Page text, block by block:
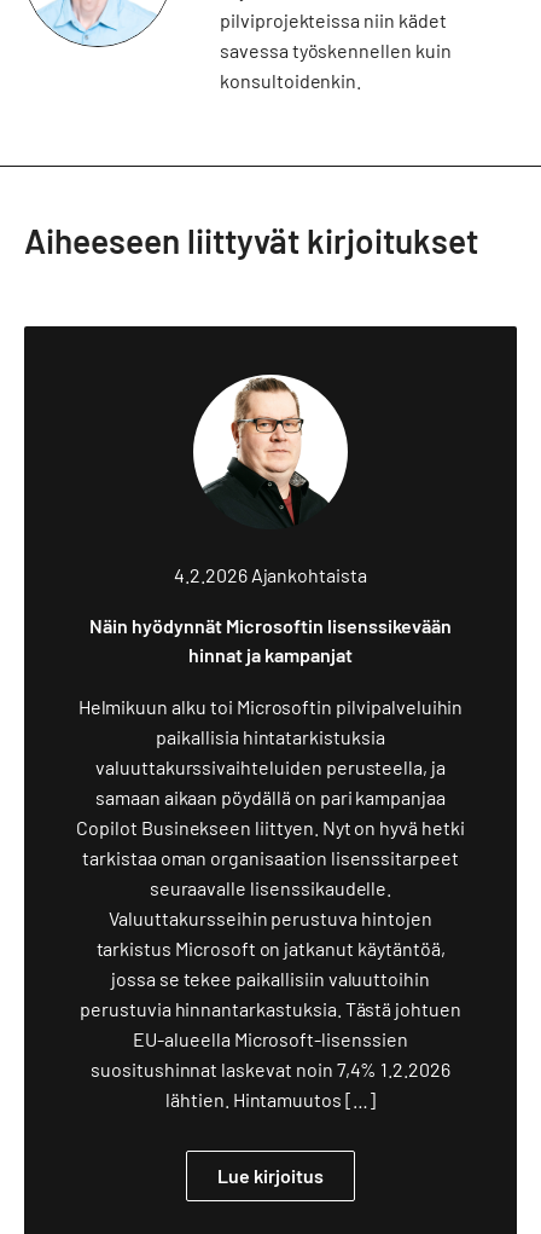
pilviprojekteissa niin kädet
savessa työskennellen kuin
konsultoidenkin.
Aiheeseen liittyvät kirjoitukset
4.2.2026 Ajankohtaista
Näin hyödynnät Microsoftin lisenssikevään
hinnat ja kampanjat
Helmikuun alku toi Microsoftin pilvipalveluihin
paikallisia hintatarkistuksia
valuuttakurssivaihteluiden perusteella, ja
samaan aikaan pöydällä on pari kampanjaa
Copilot Businekseen liittyen. Nyt on hyvä hetki
tarkistaa oman organisaation lisenssitarpeet
seuraavalle lisenssikaudelle.
Valuuttakursseihin perustuva hintojen
tarkistus Microsoft on jatkanut käytäntöä,
jossa se tekee paikallisiin valuuttoihin
perustuvia hinnantarkastuksia. Tästä johtuen
EU-alueella Microsoft-lisenssien
suositushinnat laskevat noin 7,4% 1.2.2026
lähtien. Hintamuutos […]
Lue kirjoitus